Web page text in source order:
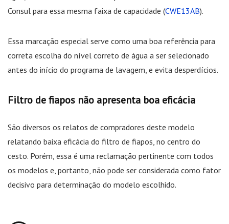
Consul para essa mesma faixa de capacidade (CWE13AB).
Essa marcação especial serve como uma boa referência para
correta escolha do nível correto de água a ser selecionado
antes do início do programa de lavagem, e evita desperdícios.
Filtro de fiapos não apresenta boa eficácia
São diversos os relatos de compradores deste modelo
relatando baixa eficácia do filtro de fiapos, no centro do
cesto. Porém, essa é uma reclamação pertinente com todos
os modelos e, portanto, não pode ser considerada como fator
decisivo para determinação do modelo escolhido.